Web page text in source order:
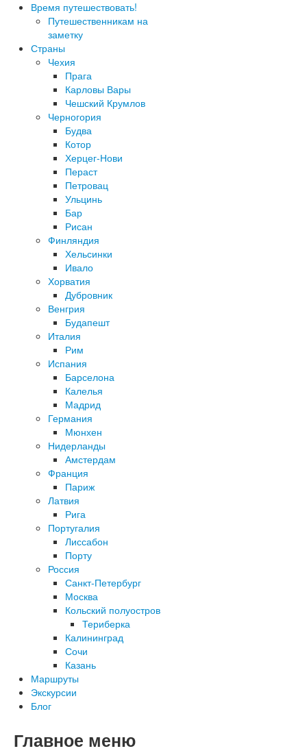
Время путешествовать!
Путешественникам на
заметку
Страны
Чехия
Прага
Карловы Вары
Чешский Крумлов
Черногория
Будва
Котор
Херцег-Нови
Пераст
Петровац
Ульцинь
Бар
Рисан
Финляндия
Хельсинки
Ивало
Хорватия
Дубровник
Венгрия
Будапешт
Италия
Рим
Испания
Барселона
Калелья
Мадрид
Германия
Мюнхен
Нидерланды
Амстердам
Франция
Париж
Латвия
Рига
Португалия
Лиссабон
Порту
Россия
Санкт-Петербург
Москва
Кольский полуостров
Териберка
Калининград
Сочи
Казань
Маршруты
Экскурсии
Блог
Главное меню